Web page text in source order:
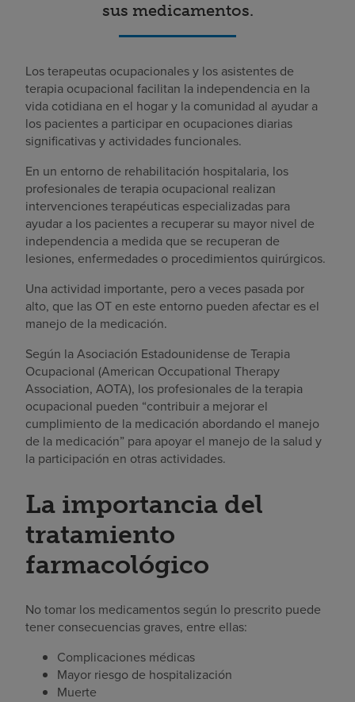
sus medicamentos.
Los terapeutas ocupacionales y los asistentes de
terapia ocupacional facilitan la independencia en la
vida cotidiana en el hogar y la comunidad al ayudar a
los pacientes a participar en ocupaciones diarias
significativas y actividades funcionales.
En un entorno de rehabilitación hospitalaria, los
profesionales de terapia ocupacional realizan
intervenciones terapéuticas especializadas para
ayudar a los pacientes a recuperar su mayor nivel de
independencia a medida que se recuperan de
lesiones, enfermedades o procedimientos quirúrgicos.
Una actividad importante, pero a veces pasada por
alto, que las OT en este entorno pueden afectar es el
manejo de la medicación.
Según la Asociación Estadounidense de Terapia
Ocupacional (American Occupational Therapy
Association, AOTA), los profesionales de la terapia
ocupacional pueden “contribuir a mejorar el
cumplimiento de la medicación abordando el manejo
de la medicación” para apoyar el manejo de la salud y
la participación en otras actividades.
La importancia del
tratamiento
farmacológico
No tomar los medicamentos según lo prescrito puede
tener consecuencias graves, entre ellas:
Complicaciones médicas
Mayor riesgo de hospitalización
Muerte